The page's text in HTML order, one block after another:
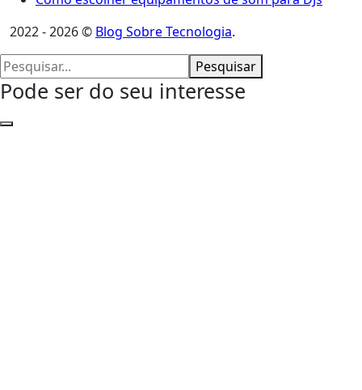
2022 - 2026 © Blog Sobre Tecnologia.
Pesquisar
Pode ser do seu interesse